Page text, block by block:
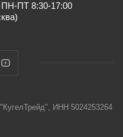
ПТ 8:30-17:00
ИНН 5024253264